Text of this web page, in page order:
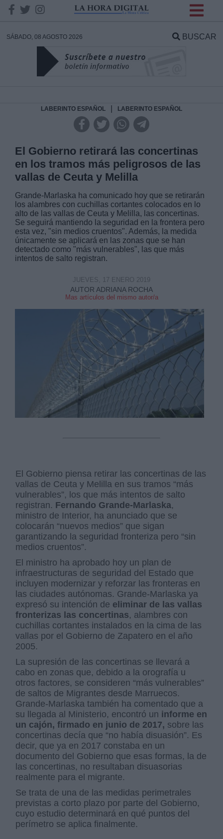
SÁBADO, 08 AGOSTO 2026 BUSCAR
LABERINTO ESPAÑOL LABERINTO ESPAÑOL
El Gobierno retirará las concertinas
en los tramos más peligrosos de las
vallas de Ceuta y Melilla
Grande-Marlaska ha comunicado hoy que se retirarán
los alambres con cuchillas cortantes colocados en lo
alto de las vallas de Ceuta y Melilla, las concertinas.
Se seguirá mantiendo la seguridad en la frontera pero
esta vez, "sin medios cruentos". Además, la medida
únicamente se aplicará en las zonas que se han
detectado como "más vulnerables", las que más
intentos de salto registran.
AUTOR ADRIANA ROCHA
Mas artículos del mismo autor/a
JUEVES, 17 ENERO 2019
El Gobierno piensa retirar las concertinas de las
vallas de Ceuta y Melilla en sus tramos “más
vulnerables”, los que más intentos de salto
registran. Fernando Grande-Marlaska,
ministro de Interior, ha anunciado que se
colocarán “nuevos medios” que sigan
garantizando la seguridad fronteriza pero “sin
medios cruentos”.
El ministro ha aprobado hoy un plan de
infraestructuras de seguridad del Estado que
incluyen modernizar y reforzar las fronteras en
las ciudades autónomas. Grande-Marlaska ya
expresó su intención de eliminar de las vallas
fronterizas las concertinas, alambres con
cuchillas cortantes instalados en la cima de las
vallas por el Gobierno de Zapatero en el año
2005.
La supresión de las concertinas se llevará a
cabo en zonas que, debido a la orografía u
otros factores, se consideren “más vulnerables”
de saltos de Migrantes desde Marruecos.
Grande-Marlaska también ha comentado que a
su llegada al Ministerio, encontró un informe en
un cajón, firmado en junio de 2017, sobre las
concertinas decía que “no había disuasión”. Es
decir, que ya en 2017 constaba en un
documento del Gobierno que esas formas, la de
las concertinas, no resultaban disuasorias
realmente para el migrante.
Se trata de una de las medidas perimetrales
previstas a corto plazo por parte del Gobierno,
cuyo estudio determinará en qué puntos del
perímetro se aplica finalmente.
DATOS
Responsable:
Legitimación:
Destinatarios:
Información adicional